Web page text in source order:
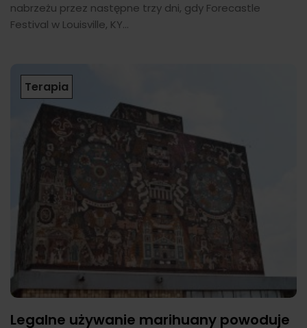
nabrzeżu przez następne trzy dni, gdy Forecastle
Festival w Louisville, KY...
Terapia
Legalne używanie marihuany powoduje